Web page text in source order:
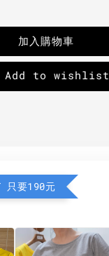
加入購物車
Add to wishlist
只要190元